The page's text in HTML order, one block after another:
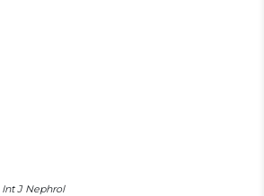
Int J Nephrol